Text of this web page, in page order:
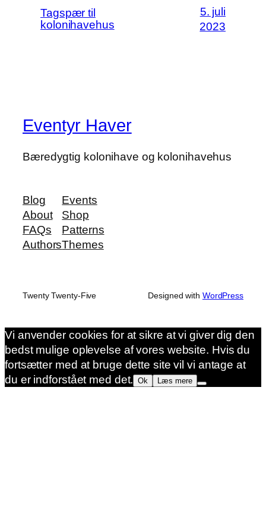
Tagspær til
kolonihavehus
5. juli
2023
Eventyr Haver
Bæredygtig kolonihave og kolonihavehus
Blog
About
FAQs
Authors
Events
Shop
Patterns
Themes
Twenty Twenty-Five Designed with WordPress
Vi anvender cookies for at sikre at vi giver dig den
bedst mulige oplevelse af vores website. Hvis du
fortsætter med at bruge dette site vil vi antage at
du er indforstået med det. Ok Læs mere